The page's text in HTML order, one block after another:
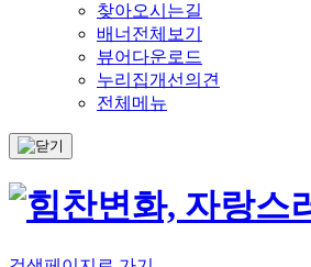
찾아오시는길
배너전체보기
뷰어다운로드
누리집개선의견
전체메뉴